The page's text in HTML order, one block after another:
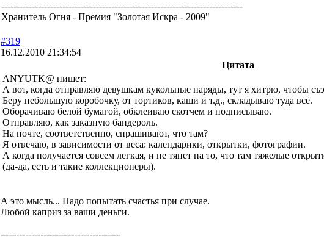
-------------------------------------------------------------------------------
Хранитель Огня - Премия "Золотая Искра - 2009"
#319
16.12.2010 21:34:54
Цитата
ANYUTK@ пишет:
А вот, когда отправляю девушкам кукольные наряды, тут я хитрю, чтобы
Беру небольшую коробочку, от тортиков, каши и т.д., складываю туда всё.
Оборачиваю белой бумагой, обклеиваю скотчем и подписываю.
Отправляю, как заказную бандероль.
На почте, соответственно, спрашивают, что там?
Я отвечаю, в зависимости от веса: календарики, открытки, фотографии.
А когда получается совсем легкая, и не тянет на то, что там тяжелые
(да-да, есть и такие коллекционеры).
А это мысль... Надо попытать счастья при случае.
Любой каприз за ваши деньги.
---------------------------------------